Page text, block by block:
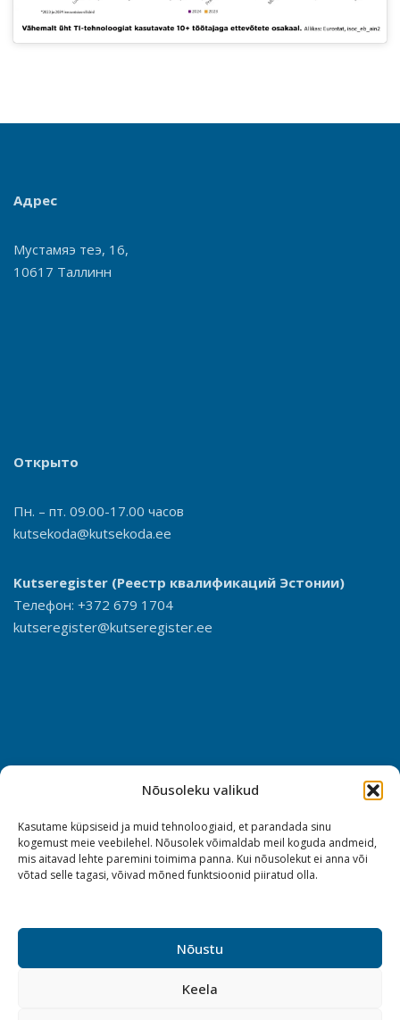
Nõusoleku valikud
Kasutame küpsiseid ja muid tehnoloogiaid, et parandada sinu
kogemust meie veebilehel. Nõusolek võimaldab meil koguda andmeid,
mis aitavad lehte paremini toimima panna. Kui nõusolekut ei anna või
võtad selle tagasi, võivad mõned funktsioonid piiratud olla.
Nõustu
Keela
Адрес
Мустамяэ теэ, 16,
10617 Таллинн
Открыто
Пн. – пт. 09.00-17.00 часов
kutsekoda@kutsekoda.ee
Kutseregister (Реестр квалификаций Эстонии)
Телефон: +372 679 1704
kutseregister@kutseregister.ee